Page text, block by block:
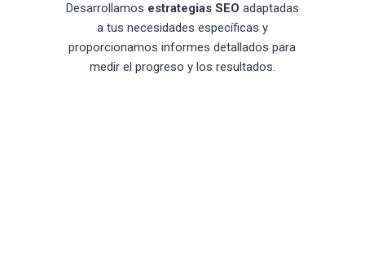
Desarrollamos estrategias SEO adaptadas
a tus necesidades específicas y
proporcionamos informes detallados para
medir el progreso y los resultados.